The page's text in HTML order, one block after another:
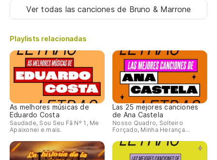
Ver todas las cancionesde Bruno & Marrone
Playlists relacionadas
As melhores músicas de
Eduardo Costa
Saudade, Sou Seu Fã Nº 1, Me
Apaixonei e mais.
Las 25 mejores canciones
de Ana Castela
Nosso Quadro, Solteiro
Forçado, Minha Herança...